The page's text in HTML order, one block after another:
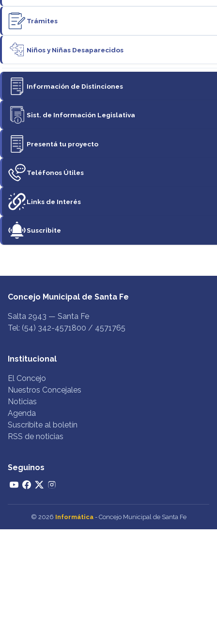
Trámites
Niños y Niñas Desaparecidos
Información de Distinciones
Sist. de Información Legislativa
Presentá tu proyecto
Teléfonos Útiles
Links de Interés
Suscribite
Concejo Municipal de Santa Fe
Salta 2943 — Santa Fe
Tel: (54) 342-4571800 / 4571765
Institucional
El Concejo
Nuestros Concejales
Noticias
Agenda
Suscribite al boletín
RSS de noticias
Seguinos
© 2026 Informática- Concejo Municipal de Santa Fe